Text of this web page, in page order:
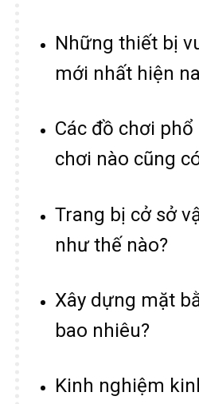
Những thiết bị
mới nhất hiện
Các đồ chơi
chơi nào cũng
Trang bị cở sở
như thế nào?
Xây dựng mặt
bao nhiêu?
Kinh nghiệm